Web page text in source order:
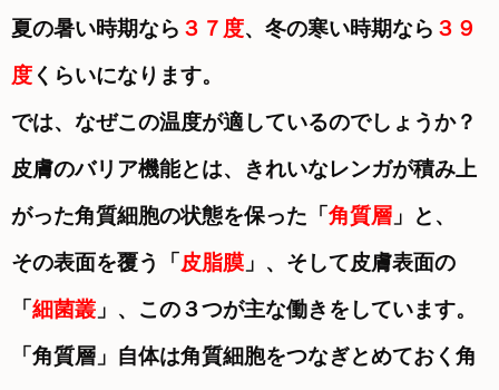
夏の暑い時期なら ３７度、冬の寒い時期なら ３９
度 くらいになります。
では、なぜこの温度が適しているのでしょうか？
皮膚のバリア機能とは、きれいなレンガが積み上
がった角質細胞の状態を保った「 角質層 」と、
その表面を覆う「 皮脂膜 」、 そして皮膚表面の
「 細菌叢 」、この３つが主な働きをしています。
「角質層」自体は角質細胞をつなぎとめておく角